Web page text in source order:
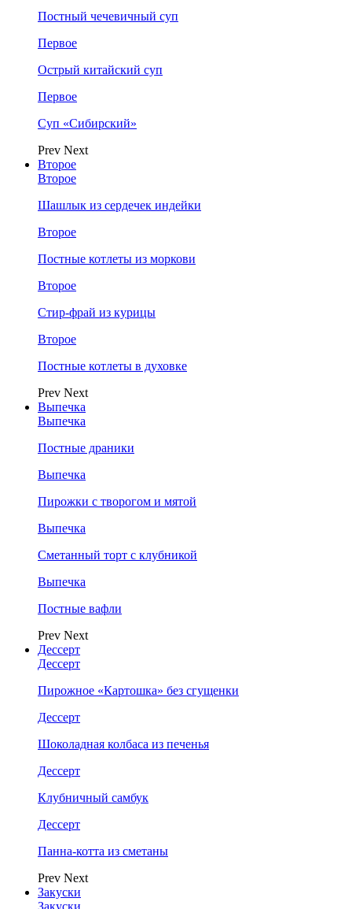
Постный чечевичный суп
Первое
Острый китайский суп
Первое
Суп «Сибирский»
Prev Next
Второе
Второе
Шашлык из сердечек индейки
Второе
Постные котлеты из моркови
Второе
Стир-фрай из курицы
Второе
Постные котлеты в духовке
Prev Next
Выпечка
Выпечка
Постные драники
Выпечка
Пирожки с творогом и мятой
Выпечка
Сметанный торт с клубникой
Выпечка
Постные вафли
Prev Next
Дессерт
Дессерт
Пирожное «Картошка» без сгущенки
Дессерт
Шоколадная колбаса из печенья
Дессерт
Клубничный самбук
Дессерт
Панна-котта из сметаны
Prev Next
Закуски
Закуски